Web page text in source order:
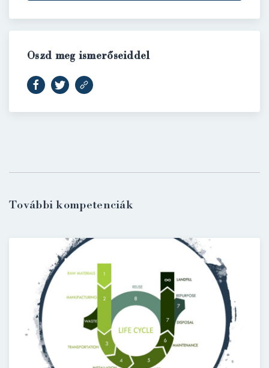
Oszd meg ismerőseiddel
További kompetenciák